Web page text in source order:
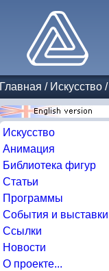
Главная / Искусство /
Искусство
Анимация
Библиотека фигур
Статьи
Программы
События и выставки
Ссылки
Новости
О проекте...